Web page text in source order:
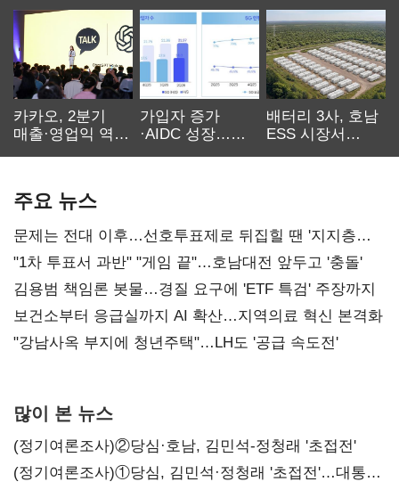
카카오, 2분기
매출·영업익 역대
가입자 증가
·AIDC 성장…
배터리 3사, 호남
ESS 시장서
주요 뉴스
문제는 전대 이후…선호투표제로 뒤집힐 땐 '지지층
불복'
"1차 투표서 과반" "게임 끝"…호남대전 앞두고 '충돌'
김용범 책임론 봇물…경질 요구에 'ETF 특검' 주장까지
보건소부터 응급실까지 AI 확산…지역의료 혁신 본격화
"강남사옥 부지에 청년주택"…LH도 '공급 속도전'
많이 본 뉴스
(정기여론조사)②당심·호남, 김민석-정청래 '초접전'
(정기여론조사)①당심, 김민석·정청래 '초접전'…대통령